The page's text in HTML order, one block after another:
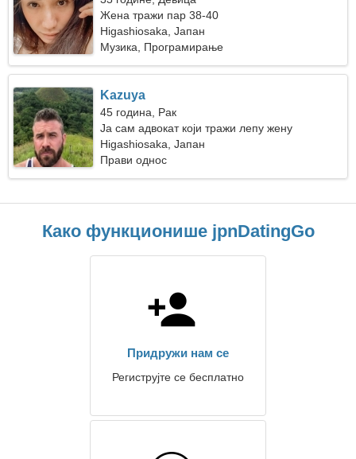
Жена тражи пар 38-40
Higashiosaka, Јапан
Музика, Програмирање
Kazuya
45 година, Рак
Ја сам адвокат који тражи лепу жену
Higashiosaka, Јапан
Прави однос
Како функционише jpnDatingGo
Придружи нам се
Региструјте се бесплатно